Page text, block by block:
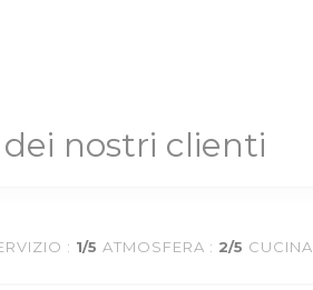
nostri clienti
: 1/5 ATMOSFERA : 2/5 CUCINA